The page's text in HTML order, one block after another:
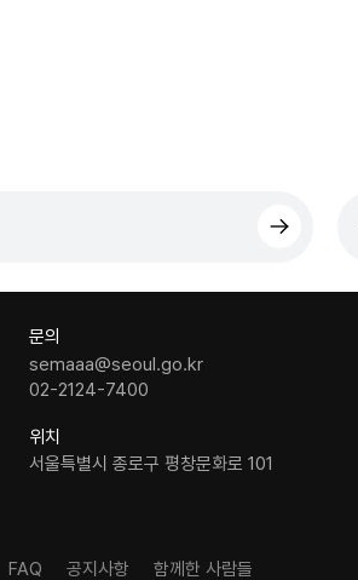
문의
semaaa@seoul.go.kr
02-2124-7400
위치
서울특별시 종로구 평창문화로 101
FAQ 공지사항 함께한 사람들